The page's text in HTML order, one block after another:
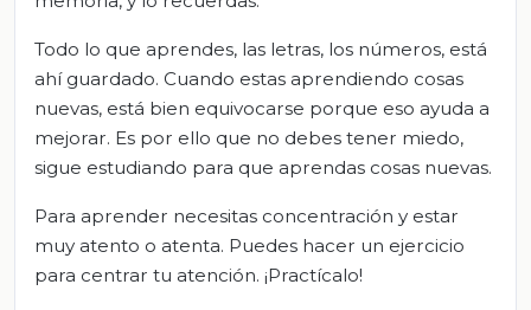
Todo lo que aprendes, las letras, los números, está
ahí guardado. Cuando estas aprendiendo cosas
nuevas, está bien equivocarse porque eso ayuda a
mejorar. Es por ello que no debes tener miedo,
sigue estudiando para que aprendas cosas nuevas.
Para aprender necesitas concentración y estar
muy atento o atenta. Puedes hacer un ejercicio
para centrar tu atención. ¡Practícalo!